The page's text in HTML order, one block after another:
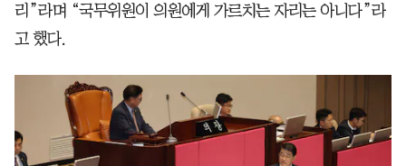
리”라며 “국무위원이 의원에게 가르치는 자리는 아니다”라
고 했다.